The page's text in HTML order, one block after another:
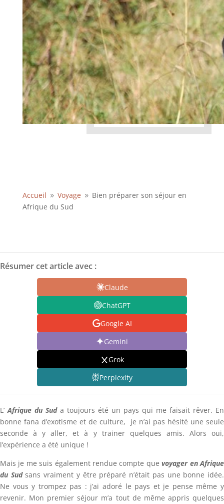
Accueil 9 Voyage 9 Bien préparer son séjour en
Afrique du Sud
Résumer cet article avec :
Claude
ChatGPT
Google AI
Gemini
Grok
Perplexity
L’Afrique du Sud a toujours été un pays qui me faisait rêver. En
bonne fana d’exotisme et de culture, je n’ai pas hésité une seule
seconde à y aller, et à y trainer quelques amis. Alors oui,
l’expérience a été unique !
Mais je me suis également rendue compte quevoyager en Afrique
du Sudsans vraiment y être préparé n’était pas une bonne idée.
Ne vous y trompez pas : j’ai adoré le pays et je pense même y
revenir. Mon premier séjour m’a tout de même appris quelques